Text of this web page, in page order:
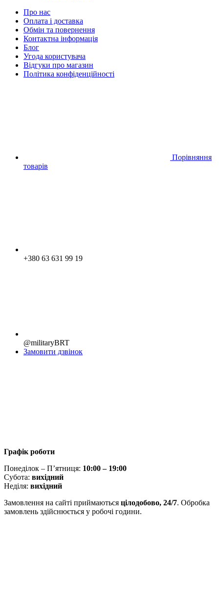
Про нас
Оплата і доставка
Обмін та повернення
Контактна інформація
Блог
Угода користувача
Відгуки про магазин
Політика конфіденційності
Порівняння
товарів
+380 63 631 99 19
@militaryBRT
Замовити дзвінок
Графік роботи
Понеділок – П’ятниця: 10:00 – 19:00
Субота: вихідний
Неділя: вихідний
Замовлення на сайті приймаються цілодобово, 24/7. Обробка
замовлень здійснюється у робочі години.